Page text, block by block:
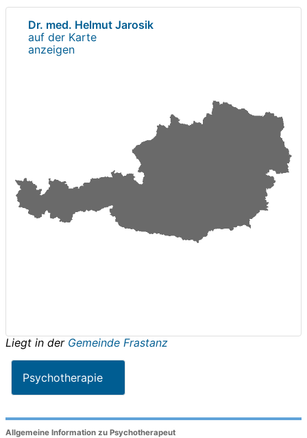
Dr. med. Helmut Jarosik
auf der Karte
anzeigen
Liegt in der Gemeinde Frastanz
Psychotherapie
Allgemeine Information zu Psychotherapeut